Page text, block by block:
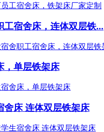
工宿舍床，连体双层铁...
，单层铁架床
舍床 连体双层铁架床